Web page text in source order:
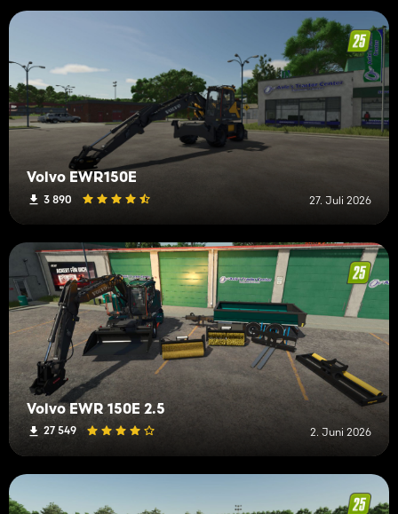
Volvo EWR150E
3 890 27. Juli 2026
Volvo EWR 150E 2.5
27 549 2. Juni 2026